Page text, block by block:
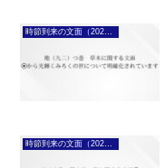
時節到来の文面（2025年4月7日～）
時節到来の文面（2025年4月7日～）